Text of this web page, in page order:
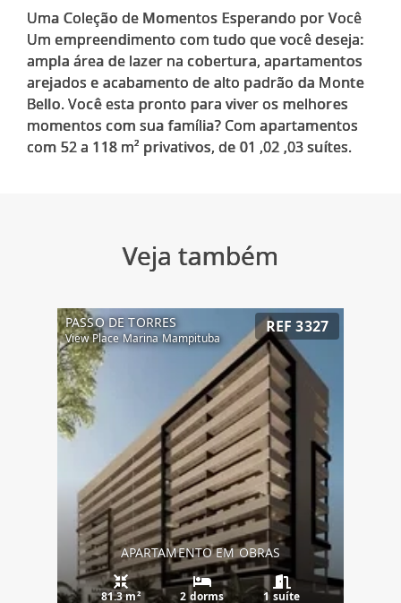
Uma Coleção de Momentos Esperando por Você
Um empreendimento com tudo que você deseja:
ampla área de lazer na cobertura, apartamentos
arejados e acabamento de alto padrão da Monte
Bello. Você esta pronto para viver os melhores
momentos com sua família? Com apartamentos
Veja também
PASSO DE TORRES
View Place Marina Mampituba
REF 3327
APARTAMENTO EM OBRAS
81.3 m² 2 dorms 1 suíte